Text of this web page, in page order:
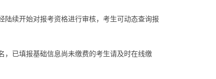
续开始对报考资格进行审核，考生可动态查询报
已填报基础信息尚未缴费的考生请及时在线缴